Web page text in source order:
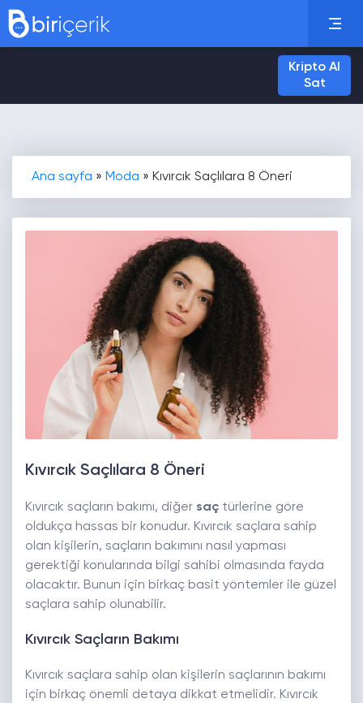
Kripto Al
Sat
Ana sayfa » Moda » Kıvırcık Saçlılara 8 Öneri
Kıvırcık Saçlılara 8 Öneri
Kıvırcık saçların bakımı, diğer saç türlerine göre
oldukça hassas bir konudur. Kıvırcık saçlara sahip
olan kişilerin, saçların bakımını nasıl yapması
gerektiği konularında bilgi sahibi olmasında fayda
olacaktır. Bunun için birkaç basit yöntemler ile güzel
saçlara sahip olunabilir.
Kıvırcık Saçların Bakımı
Kıvırcık saçlara sahip olan kişilerin saçlarının bakımı
için birkaç önemli detaya dikkat etmelidir. Kıvırcık